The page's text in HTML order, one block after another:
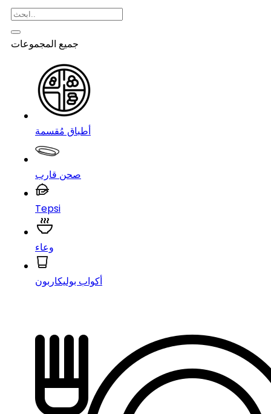
جميع المجموعات
أطباق مُقسمة
صحن قارب
Tepsi
وعاء
أكواب بوليكاربون